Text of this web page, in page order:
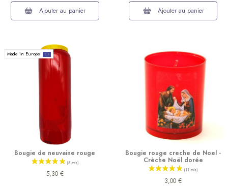
Ajouter au panier
Ajouter au panier
Made in Europe
Bougie de neuvaine rouge
5,30 €
Bougie rouge creche de Noel -
Crèche Noël dorée
3,00 €